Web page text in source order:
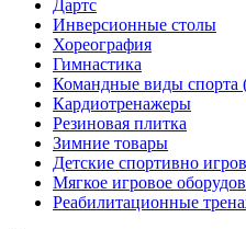
Дартс
Инверсионные столы
Хореография
Гимнастика
Командные виды спорта
Кардиотренажеры
Резиновая плитка
Зимние товары
Детские спортивно
Мягкое игровое
Реабилитационные